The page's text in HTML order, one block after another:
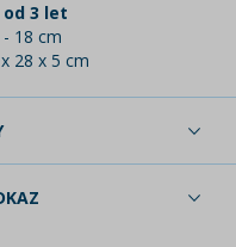
od 3 let
18 cm
28 x 5 cm